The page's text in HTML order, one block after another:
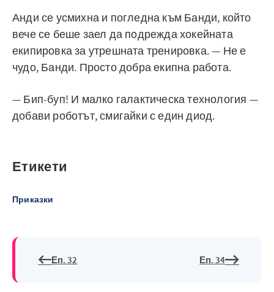
Анди се усмихна и погледна към Банди, който
вече се беше заел да подрежда хокейната
екипировка за утрешната тренировка. — Не е
чудо, Банди. Просто добра екипна работа.
— Бип-буп! И малко галактическа технология —
добави роботът, смигайки с един диод.
Етикети
Приказки
Еп. 32 Еп. 34